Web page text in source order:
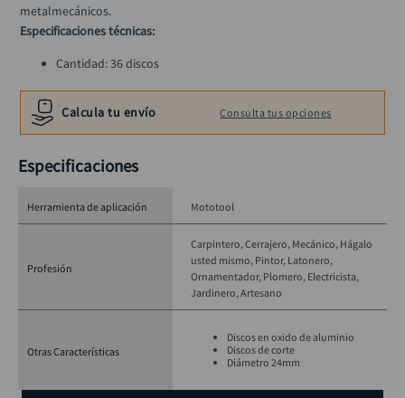
metalmecánicos.
Especificaciones técnicas:
Cantidad: 36 discos
Diámetro del disco: 24 mm (15/16”)
Uso: Moto tool
Calcula tu envío Consulta tus opciones
Especificaciones
Herramienta de aplicación Mototool
Profesión
Carpintero Cerrajero Mecánico Hágalo
usted mismo Pintor Latonero
Ornamentador Plomero Electricista
Jardinero Artesano
Otras Características
Discos en oxido de aluminio
Discos de corte
Diámetro 24mm